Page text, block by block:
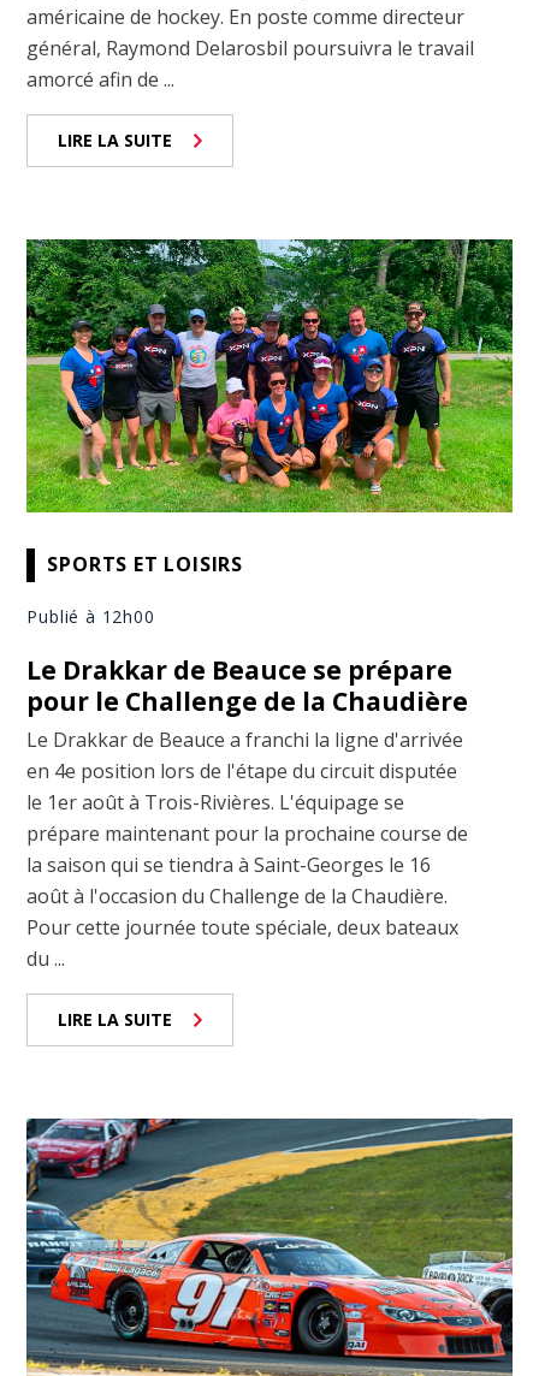
américaine de hockey. En poste comme directeur
général, Raymond Delarosbil poursuivra le travail
amorcé afin de ...
LIRE LA SUITE
SPORTS ET LOISIRS
Publié à 12h00
Le Drakkar de Beauce se prépare
pour le Challenge de la Chaudière
Le Drakkar de Beauce a franchi la ligne d'arrivée
en 4e position lors de l'étape du circuit disputée
le 1er août à Trois-Rivières. L'équipage se
prépare maintenant pour la prochaine course de
la saison qui se tiendra à Saint-Georges le 16
août à l'occasion du Challenge de la Chaudière.
Pour cette journée toute spéciale, deux bateaux
du ...
LIRE LA SUITE